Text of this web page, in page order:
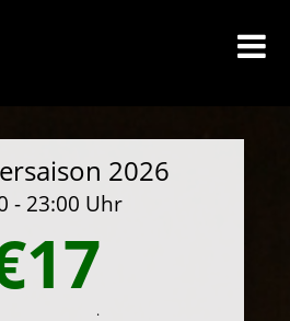
2026
- 23:00 Uhr
.